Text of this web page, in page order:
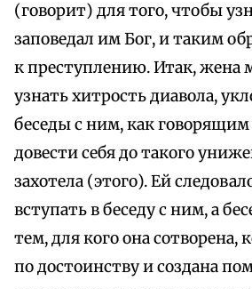
(говорит) для того, чтобы
заповедал им Бог, и таким
к преступлению. Итак, жена
узнать хитрость диавола,
беседы с ним, как говорящим
довести себя до такого
захотела (этого). Ей
вступать в беседу с ним, а
тем, для кого она сотворена,
по достоинству и создана